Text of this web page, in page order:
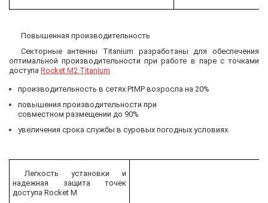
Повышенная производительность
Секторные антенны Titanium разработаны для обеспечения
оптимальной производительности при работе в паре с точками
доступа Rocket M2 Titanium
производительность в сетях PtMP возросла на 20%
повышения производительности при
совместном размещении до 90%
увеличения срока службы в суровых погодных условиях
Легкость установки и
надежная защита точек
доступа Rocket M